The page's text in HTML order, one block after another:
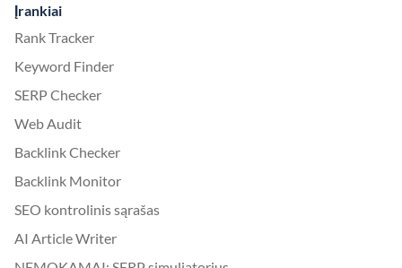
Įrankiai
Rank Tracker
Keyword Finder
SERP Checker
Web Audit
Backlink Checker
Backlink Monitor
SEO kontrolinis sąrašas
AI Article Writer